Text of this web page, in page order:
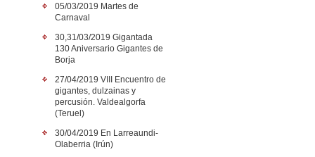
05/03/2019 Martes de
Carnaval
30,31/03/2019 Gigantada
130 Aniversario Gigantes de
Borja
27/04/2019 VIII Encuentro de
gigantes, dulzainas y
percusión. Valdealgorfa
(Teruel)
30/04/2019 En Larreaundi-
Olaberria (Irún)